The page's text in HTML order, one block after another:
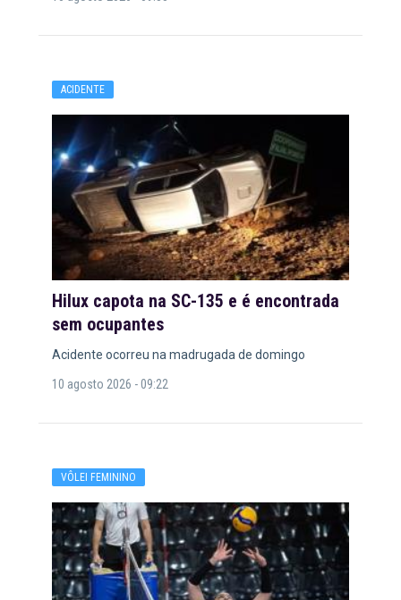
ACIDENTE
Hilux capota na SC-135 e é encontrada
sem ocupantes
Acidente ocorreu na madrugada de domingo
10 agosto 2026 - 09:22
VÔLEI FEMININO